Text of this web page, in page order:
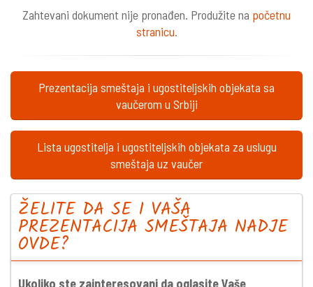
Zahtevani dokument nije pronađen. Produžite na početnu
stranicu.
Prezentacija smeštaja i ugostiteljskih objekata sa
vaučerom u Srbiji
Lista ugostitelja i ugostiteljskih objekata za uslugu
smeštaja uz vaučer
ŽELITE DA SE I VAŠA
PREZENTACIJA SMEŠTAJA NADJE
OVDE?
Ukoliko ste zainteresovani da oglasite Vaše